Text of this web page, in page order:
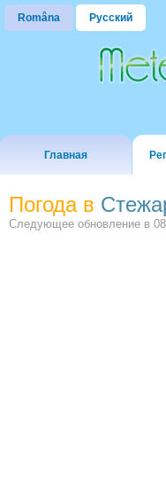
Româna Русский
Главная
Погода в
Следующее обновление в